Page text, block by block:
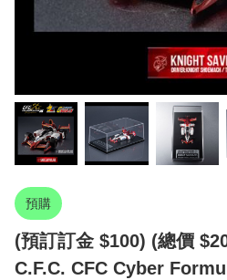
預購
(預訂訂金 $100) (總價
C.F.C. CFC Cyber​​